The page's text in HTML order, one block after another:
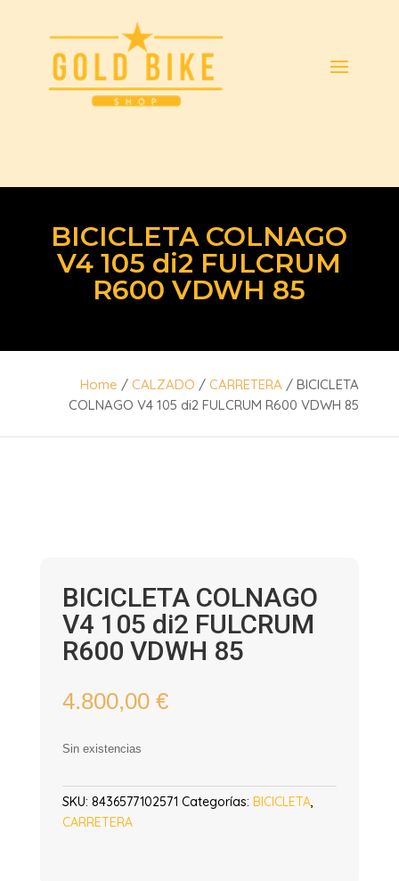
BICICLETA COLNAGO
V4 105 di2 FULCRUM
R600 VDWH 85
Home /CALZADO /CARRETERA / BICICLETA
COLNAGO V4 105 di2 FULCRUM R600 VDWH 85
BICICLETA COLNAGO
V4 105 di2 FULCRUM
R600 VDWH 85
4.800,00 €
Sin existencias
SKU: 8436577102571 Categorías: BICICLETA,
CARRETERA